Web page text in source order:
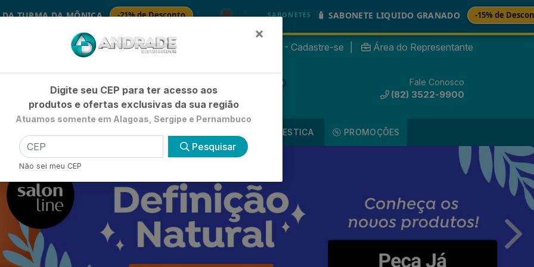
-21% de Desconto 🚚 SABONETES 🧴 SABONETE LIQUIDO GRANADO -15% de Desconto 🚚
Já é cliente? - Entrar Não é cliente? - Cadastre-se Área do Representante
0 Fale Conosco
(82) 3522-9900
UTILIDADE DOMESTICA PROMOÇÕES
×
Digite seu CEP para ter acesso aos
produtos e ofertas exclusivas da sua região
Atuamos somente em Alagoas, Sergipe e Pernambuco
Pesquisar
Não sei meu CEP